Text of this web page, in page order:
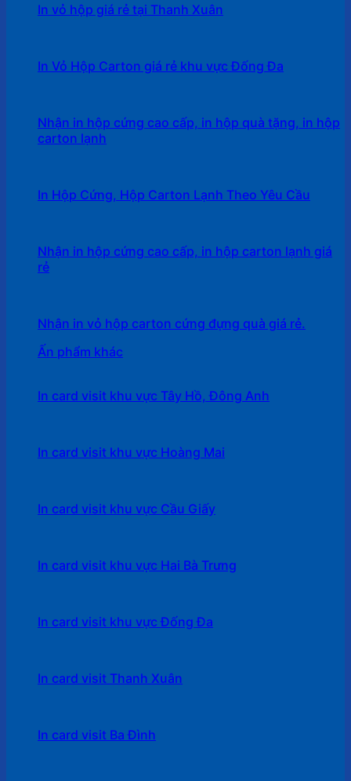
In vỏ hộp giá rẻ tại Thanh Xuân
In Vỏ Hộp Carton giá rẻ khu vực Đống Đa
Nhận in hộp cứng cao cấp, in hộp quà tặng, in hộp
carton lạnh
In Hộp Cứng, Hộp Carton Lạnh Theo Yêu Cầu
Nhận in hộp cứng cao cấp, in hộp carton lạnh giá
rẻ
Nhận in vỏ hộp carton cứng đựng quà giá rẻ.
Ấn phẩm khác
In card visit khu vực Tây Hồ, Đông Anh
In card visit khu vực Hoàng Mai
In card visit khu vực Cầu Giấy
In card visit khu vực Hai Bà Trưng
In card visit khu vực Đống Đa
In card visit Thanh Xuân
In card visit Ba Đình